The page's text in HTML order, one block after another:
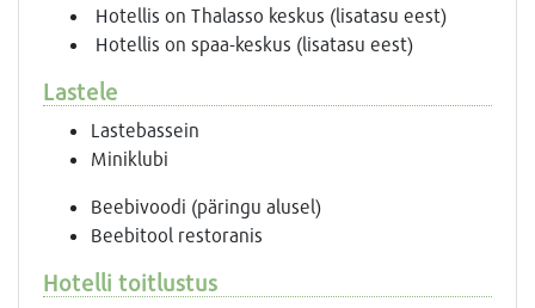
Hotellis on Thalasso keskus (lisatasu eest)
Hotellis on spaa-keskus (lisatasu eest)
Lastele
Lastebassein
Miniklubi
Beebivoodi (päringu alusel)
Beebitool restoranis
Hotelli toitlustus